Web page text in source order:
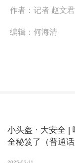
作者： 记者 赵文君
编辑： 何海清
小头盔 · 大安全 |
全秘笈了（普通话